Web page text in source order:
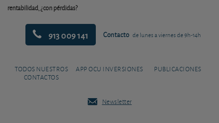
rentabilidad, ¿con pérdidas?
913 009 141 Contacto de lunes a viernes de 9h-14h
TODOS NUESTROS
CONTACTOS
APP OCU INVERSIONES PUBLICACIONES
Newsletter